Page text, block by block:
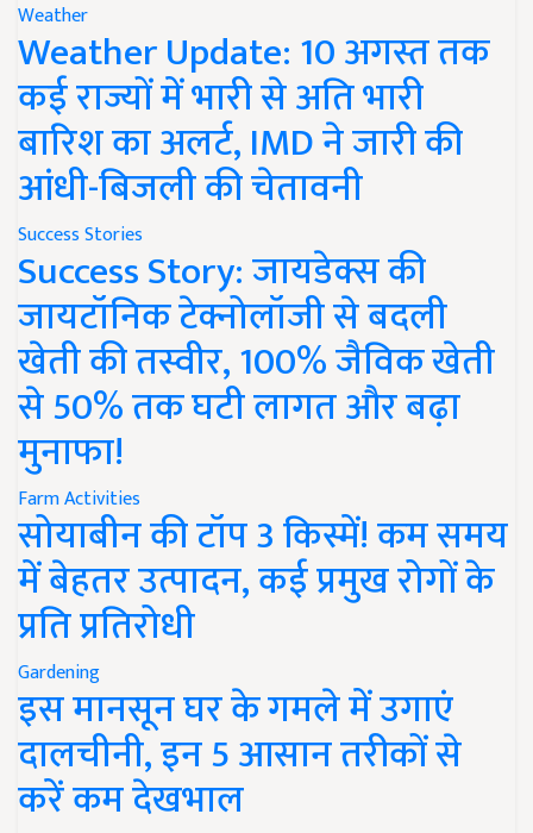
Weather
Weather Update: 10 अगस्त तक
कई राज्यों में भारी से अति भारी
बारिश का अलर्ट, IMD ने जारी की
आंधी-बिजली की चेतावनी
Success Stories
Success Story: जायडेक्स की
जायटॉनिक टेक्नोलॉजी से बदली
खेती की तस्वीर, 100% जैविक खेती
से 50% तक घटी लागत और बढ़ा
मुनाफा!
Farm Activities
सोयाबीन की टॉप 3 किस्में! कम समय
में बेहतर उत्पादन, कई प्रमुख रोगों के
प्रति प्रतिरोधी
Gardening
इस मानसून घर के गमले में उगाएं
दालचीनी, इन 5 आसान तरीकों से
करें कम देखभाल